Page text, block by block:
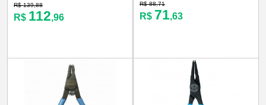
R$ 139,88
R$ 112,96
R$ 88,71
R$ 71,63